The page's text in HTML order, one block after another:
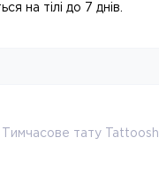
на тілі до 7 днів.
Тимчасове тату